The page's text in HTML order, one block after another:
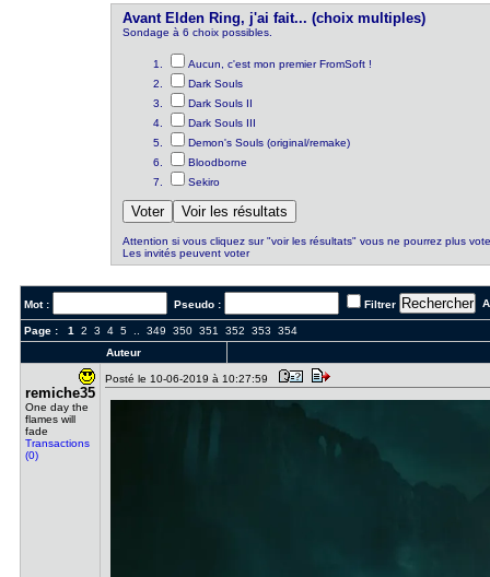
Avant Elden Ring, j'ai fait... (choix multiples)
Sondage à 6 choix possibles.
Aucun, c'est mon premier FromSoft !
Dark Souls
Dark Souls II
Dark Souls III
Demon's Souls (original/remake)
Bloodborne
Sekiro
Attention si vous cliquez sur "voir les résultats" vous ne pourrez plus
Les invités peuvent voter
Mot : Pseudo : Filtrer
Page : 1 2 3 4 5.. 349 350 351 352 353
354
Auteur
remiche35
One day the
flames will
fade
Transactions
(0)
Posté le 10-06-2019 à 10:27:59